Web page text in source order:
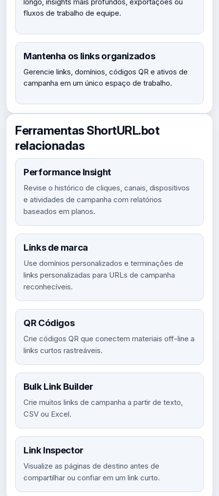
fluxos de trabalho de equipe.
Mantenha os links organizados
Gerencie links, domínios, códigos QR e ativos de
campanha em um único espaço de trabalho.
Ferramentas ShortURL.bot
relacionadas
Performance Insight
Revise o histórico de cliques, canais, dispositivos
e atividades de campanha com relatórios
baseados em planos.
Links de marca
Use domínios personalizados e terminações de
links personalizadas para URLs de campanha
reconhecíveis.
QR Códigos
Crie códigos QR que conectem materiais off-line a
links curtos rastreáveis.
Bulk Link Builder
Crie muitos links de campanha a partir de texto,
CSV ou Excel.
Link Inspector
Visualize as páginas de destino antes de
compartilhar ou confiar em um link curto.